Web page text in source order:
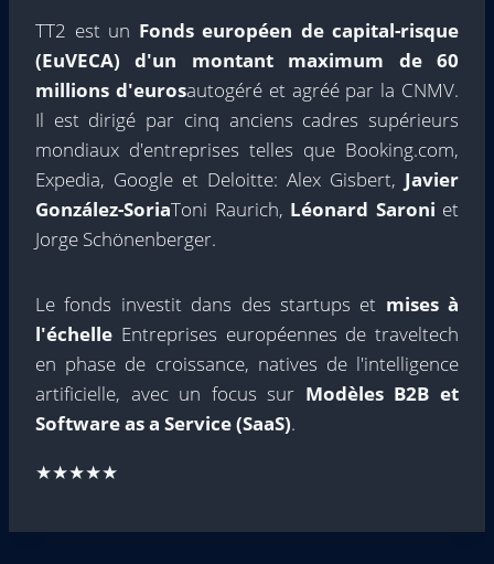
TT2 est un Fonds européen de capital-risque
(EuVECA) d'un montant maximum de 60
millions d'eurosautogéré et agréé par la CNMV.
Il est dirigé par cinq anciens cadres supérieurs
mondiaux d'entreprises telles que Booking.com,
Expedia, Google et Deloitte: Alex Gisbert, Javier
González-SoriaToni Raurich, Léonard Saroni et
Jorge Schönenberger.
Le fonds investit dans des startups et mises à
l'échelle Entreprises européennes de traveltech
en phase de croissance, natives de l'intelligence
artificielle, avec un focus sur Modèles B2B et
Software as a Service (SaaS).
★★★★★